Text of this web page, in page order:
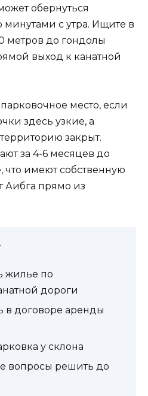
обернуться
с утра. Ищите в
метров до гондолы
выход к канатной
место, если
здесь узкие, а
закрыт.
за 4-6 месяцев до
что имеют собственную
Аибга прямо из
жилье по
дороги
в договоре аренды
у склона
вопросы решить до